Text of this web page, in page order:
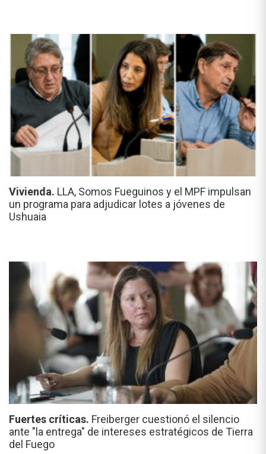
Vivienda. LLA, Somos Fueguinos y el MPF impulsan
un programa para adjudicar lotes a jóvenes de
Ushuaia
Fuertes críticas. Freiberger cuestionó el silencio
ante "la entrega" de intereses estratégicos de Tierra
del Fuego